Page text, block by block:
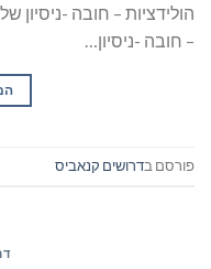
– חובה -ניסיון…
פורסם בדרושים קנאביס